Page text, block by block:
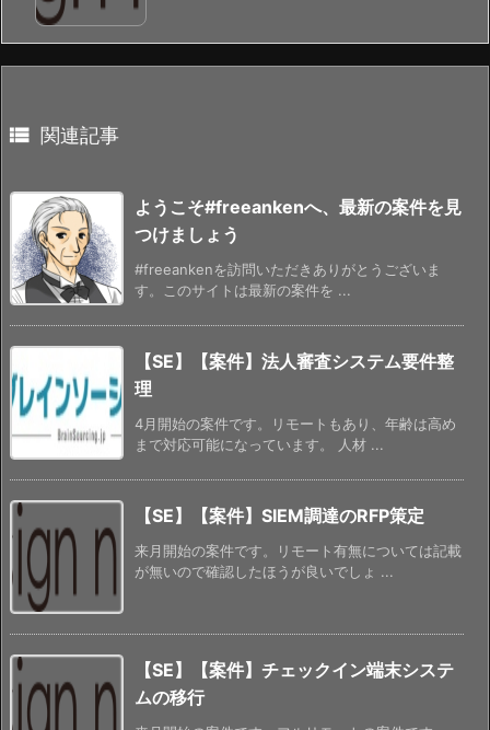
 関連記事
ようこそ#freeankenへ、最新の案件を見
つけましょう
#freeankenを訪問いただきありがとうございま
す。このサイトは最新の案件を ...
【SE】【案件】法人審査システム要件整
理
4月開始の案件です。リモートもあり、年齢は高め
まで対応可能になっています。 人材 ...
【SE】【案件】SIEM調達のRFP策定
来月開始の案件です。リモート有無については記載
が無いので確認したほうが良いでしょ ...
【SE】【案件】チェックイン端末システ
ムの移行